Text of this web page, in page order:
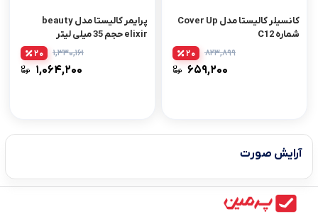
کانسیلر کالیستا مدل Cover Up
شماره C12
۸۲۳,۸۹۹
۶۵۹,۲۰۰
20
پرایمر کالیستا مدل beauty
elixir حجم 35 میلی لیتر
۱,۳۳۰,۱۶۱
۱,۰۶۴,۲۰۰
20
آرایش صورت